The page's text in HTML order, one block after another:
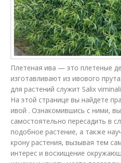
Плетеная ива — это плетеные
изготавливают из ивового
для растений служит Salix
На этой странице вы найдете
ивой . Ознакомившись с ними,
самостоятельно пересадить в
подобное растение, а также
крону растения, вызывая тем
интерес и восхищение